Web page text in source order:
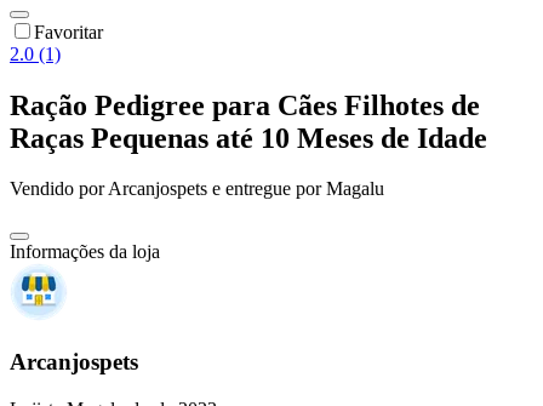
Favoritar
2.0 (1)
Ração Pedigree para Cães Filhotes de
Raças Pequenas até 10 Meses de Idade
Vendido porArcanjospets e entregue por Magalu
Informações da loja
Arcanjospets